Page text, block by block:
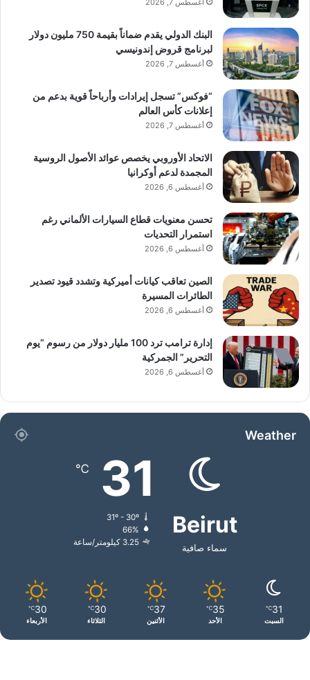
أغسطس 7, 2026
البنك الدولي يقدم ضماناً بقيمة 750 مليون دولار
لبرنامج قروض إندونيسي
أغسطس 7, 2026
“فوكس” تسجل إيرادات وأرباحاً قوية بدعم من
إعلانات كأس العالم
أغسطس 7, 2026
الاتحاد الأوروبي يخصص عوائد الأصول الروسية
المجمدة لدعم أوكرانيا
أغسطس 6, 2026
تحسن معنويات قطاع السيارات الألماني رغم
استمرار التحديات
أغسطس 6, 2026
الصين تعاقب كيانات أميركية وتشدد قيود تصدير
الطائرات المسيرة
أغسطس 6, 2026
إدارة ترامب ترد 100 مليار دولار من رسوم “يوم
التحرير” الجمركية
أغسطس 6, 2026
Weather
Beirut
سماء صافية
31
℃
31º - 30º
66%
3.25 كيلومتر/ساعة
31
℃
السبت
35
℃
الأحد
37
℃
الأثنين
30
℃
الثلاثاء
30
℃
الأربعاء